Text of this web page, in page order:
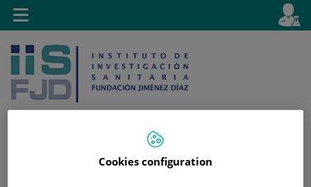
Saltar al contenido
activo
es
Toggle
navigation
Cookies configuration